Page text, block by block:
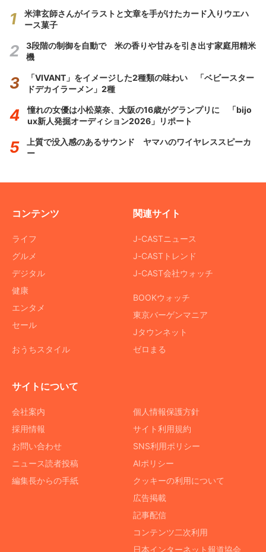
米津玄師さんがイラストと文章を手がけたカード入りウエハ
ース菓子
3段階の制御を自動で 米の香りや甘みを引き出す家庭用精米
機
「VIVANT」をイメージした2種類の味わい 「ベビースター
ドデカイラーメン」2種
憧れの女優は小松菜奈、大阪の16歳がグランプリに 「bijo
ux新人発掘オーディション2026」リポート
上質で没入感のあるサウンド ヤマハのワイヤレススピーカ
ー
コンテンツ
ライフ
グルメ
デジタル
健康
エンタメ
セール
おうちスタイル
関連サイト
J-CASTニュース
J-CASTトレンド
J-CAST会社ウォッチ
BOOKウォッチ
東京バーゲンマニア
Jタウンネット
ゼロまる
サイトについて
会社案内
採用情報
お問い合わせ
ニュース読者投稿
編集長からの手紙
個人情報保護方針
サイト利用規約
SNS利用ポリシー
AIポリシー
クッキーの利用について
広告掲載
記事配信
コンテンツ二次利用
日本インターネット報道協会